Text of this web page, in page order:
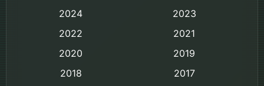
2024
2023
2022
2021
2020
2019
2018
2017